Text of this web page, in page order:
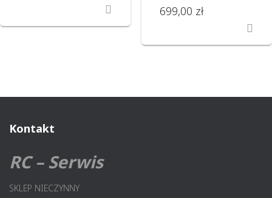
699,00 zł
Kontakt
RC – Serwis
SKLEP NIECZYNNY